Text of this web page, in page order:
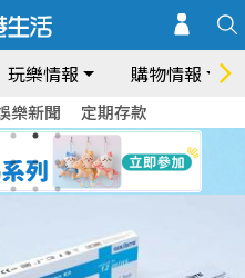
玩樂情報 購物情報
樂新聞 定期存款